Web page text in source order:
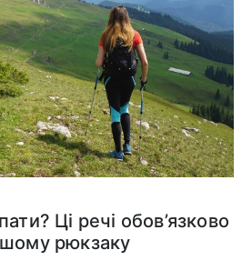
Ці речі обов’язково
рюкзаку